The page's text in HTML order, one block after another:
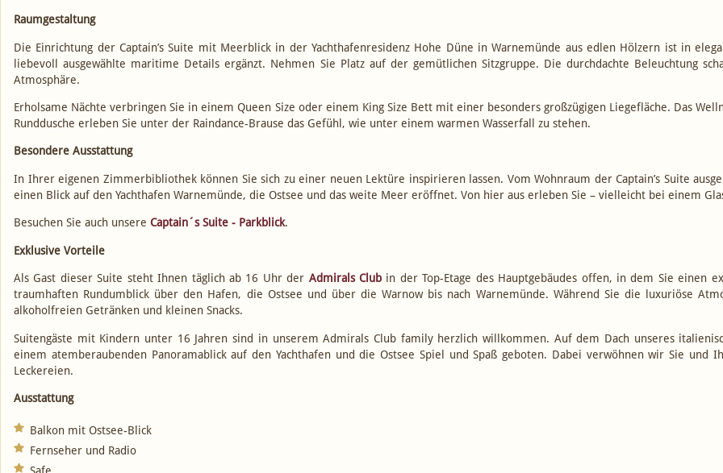
Raumgestaltung
Die Einrichtung der Captain’s Suite mit Meerblick in der Yachthafenresidenz Hohe Düne in Warnemünde aus edlen Hölzern ist in
liebevoll ausgewählte maritime Details ergänzt. Nehmen Sie Platz auf der gemütlichen Sitzgruppe. Die durchdachte Beleuchtung
Atmosphäre.
Erholsame Nächte verbringen Sie in einem Queen Size oder einem King Size Bett mit einer besonders großzügigen Liegefläche. Das
Runddusche erleben Sie unter der Raindance-Brause das Gefühl, wie unter einem warmen Wasserfall zu stehen.
Besondere Ausstattung
In Ihrer eigenen Zimmerbibliothek können Sie sich zu einer neuen Lektüre inspirieren lassen. Vom Wohnraum der Captain’s Suite
einen Blick auf den Yachthafen Warnemünde, die Ostsee und das weite Meer eröffnet. Von hier aus erleben Sie – vielleicht bei einem
Besuchen Sie auch unsere Captain´s Suite - Parkblick.
Exklusive Vorteile
Als Gast dieser Suite steht Ihnen täglich ab 16 Uhr der Admirals Club in der Top-Etage des Hauptgebäudes offen, in dem Sie einen
traumhaften Rundumblick über den Hafen, die Ostsee und über die Warnow bis nach Warnemünde. Während Sie die luxuriöse
alkoholfreien Getränken und kleinen Snacks.
Suitengäste mit Kindern unter 16 Jahren sind in unserem Admirals Club family herzlich willkommen. Auf dem Dach unseres
einem atemberaubenden Panoramablick auf den Yachthafen und die Ostsee Spiel und Spaß geboten. Dabei verwöhnen wir Sie und
Leckereien.
Ausstattung
Balkon mit Ostsee-Blick
Fernseher und Radio
Safe